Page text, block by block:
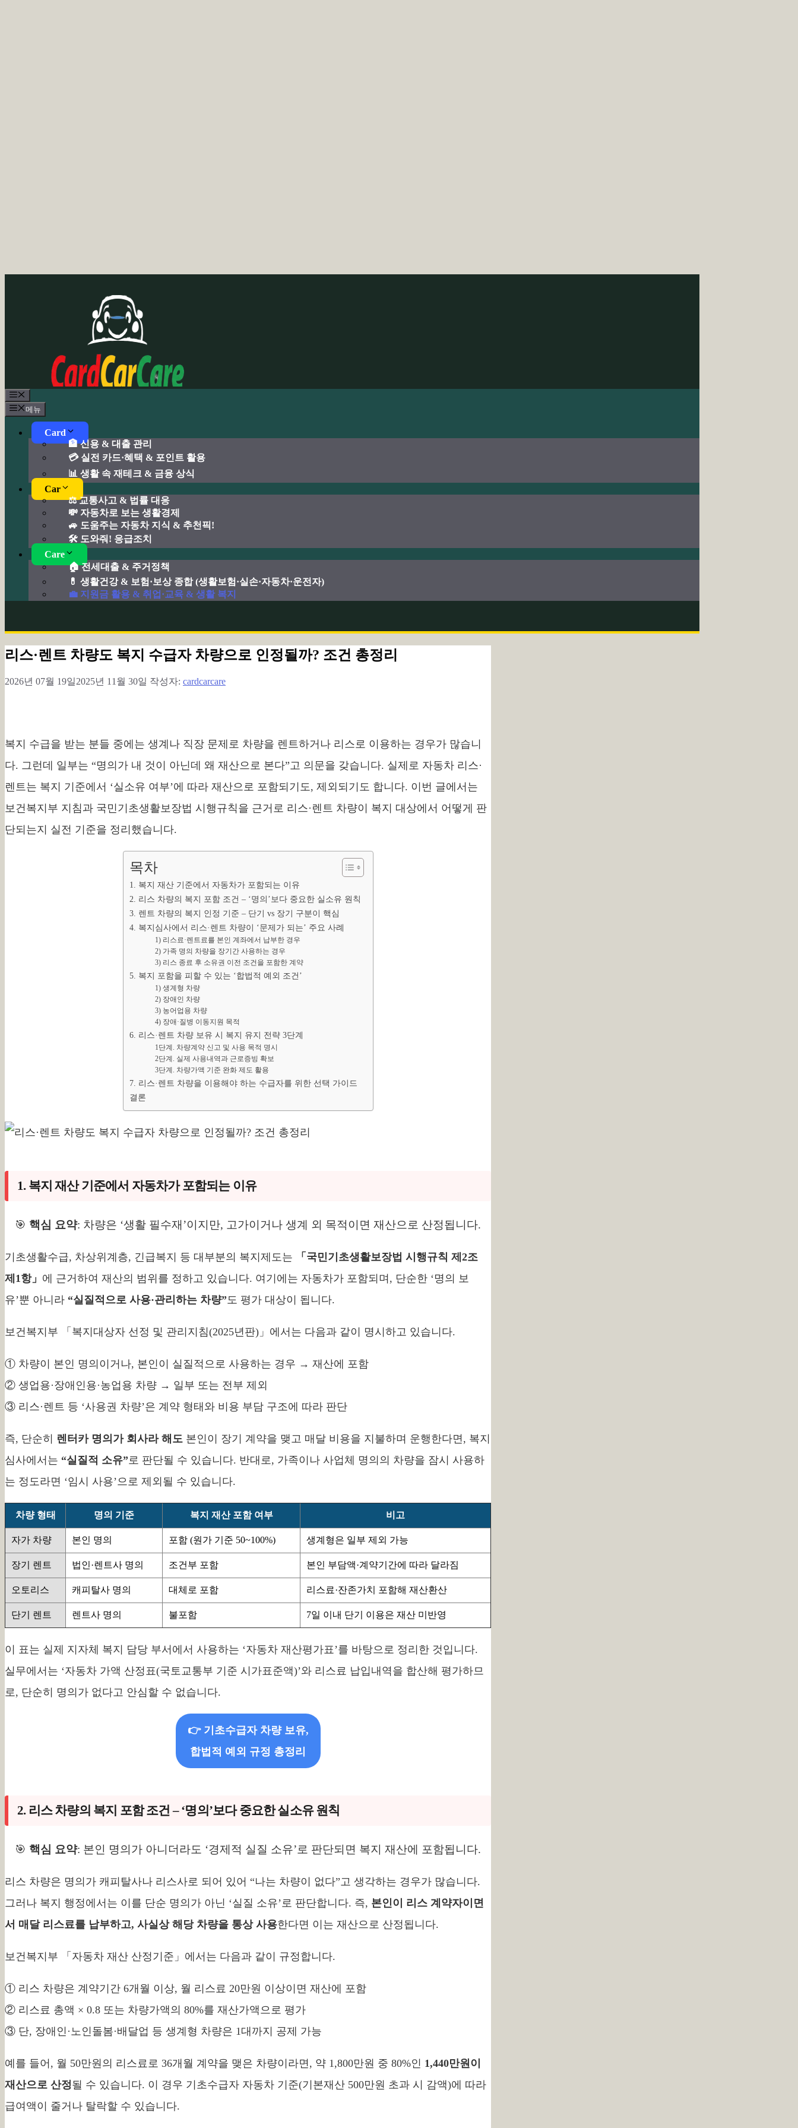
뉴
메뉴
Card
🏦 신용 & 대출 관리
💳 실전 카드·혜택 & 포인트 활용
📊 생활 속 재테크 & 금융 상식
Car
⚖️ 교통사고 & 법률 대응
💸 자동차로 보는 생활경제
🚙 도움주는 자동차 지식 & 추천픽!
🛠️ 도와줘! 응급조치
Care
🏠 전세대출 & 주거정책
💊 생활건강 & 보험·보상 종합 (생활보험·실손·자동차·운전자)
💼 지원금 활용 & 취업·교육 & 생활 복지
리스·렌트 차량도 복지 수급자 차량으로 인정될까? 조건 총정리
2026년 07월 19일2025년 11월 30일 작성자: cardcarcare
복지 수급을 받는 분들 중에는 생계나 직장 문제로 차량을 렌트하거나 리스로 이용하는 경우가 많습니
다. 그런데 일부는 “명의가 내 것이 아닌데 왜 재산으로 본다”고 의문을 갖습니다. 실제로 자동차 리스·
렌트는 복지 기준에서 ‘실소유 여부’에 따라 재산으로 포함되기도, 제외되기도 합니다. 이번 글에서는
보건복지부 지침과 국민기초생활보장법 시행규칙을 근거로 리스·렌트 차량이 복지 대상에서 어떻게 판
단되는지 실전 기준을 정리했습니다.
목차
1. 복지 재산 기준에서 자동차가 포함되는 이유
2. 리스 차량의 복지 포함 조건 – ‘명의’보다 중요한 실소유 원칙
3. 렌트 차량의 복지 인정 기준 – 단기 vs 장기 구분이 핵심
4. 복지심사에서 리스·렌트 차량이 ‘문제가 되는’ 주요 사례
1) 리스료·렌트료를 본인 계좌에서 납부한 경우
2) 가족 명의 차량을 장기간 사용하는 경우
3) 리스 종료 후 소유권 이전 조건을 포함한 계약
5. 복지 포함을 피할 수 있는 ‘합법적 예외 조건’
1) 생계형 차량
2) 장애인 차량
3) 농어업용 차량
4) 장애·질병 이동지원 목적
6. 리스·렌트 차량 보유 시 복지 유지 전략 3단계
1단계. 차량계약 신고 및 사용 목적 명시
2단계. 실제 사용내역과 근로증빙 확보
3단계. 차량가액 기준 완화 제도 활용
7. 리스·렌트 차량을 이용해야 하는 수급자를 위한 선택 가이드
결론
1. 복지 재산 기준에서 자동차가 포함되는 이유
🎯 핵심 요약: 차량은 ‘생활 필수재’이지만, 고가이거나 생계 외 목적이면 재산으로 산정됩니다.
기초생활수급, 차상위계층, 긴급복지 등 대부분의 복지제도는
「국민기초생활보장법 시행규칙 제2조
제1항」 에 근거하여 재산의 범위를 정하고 있습니다. 여기에는 자동차가 포함되며, 단순한 ‘명의 보
유’뿐 아니라 “실질적으로 사용·관리하는 차량”도 평가 대상이 됩니다.
보건복지부 「복지대상자 선정 및 관리지침(2025년판)」에서는 다음과 같이 명시하고 있습니다.
① 차량이 본인 명의이거나, 본인이 실질적으로 사용하는 경우 → 재산에 포함
② 생업용·장애인용·농업용 차량 → 일부 또는 전부 제외
③ 리스·렌트 등 ‘사용권 차량’은 계약 형태와 비용 부담 구조에 따라 판단
즉, 단순히 렌터카 명의가 회사라 해도 본인이 장기 계약을 맺고 매달 비용을 지불하며 운행한다면, 복지
심사에서는 “실질적 소유”로 판단될 수 있습니다. 반대로, 가족이나 사업체 명의의 차량을 잠시 사용하
는 정도라면 ‘임시 사용’으로 제외될 수 있습니다.
차량 형태 명의 기준 복지 재산 포함 여부 비고
자가 차량 본인 명의 포함 (원가 기준 50~100%) 생계형은 일부 제외 가능
장기 렌트 법인·렌트사 명의 조건부 포함 본인 부담액·계약기간에 따라 달라짐
오토리스 캐피탈사 명의 대체로 포함 리스료·잔존가치 포함해 재산환산
단기 렌트 렌트사 명의 불포함 7일 이내 단기 이용은 재산 미반영
이 표는 실제 지자체 복지 담당 부서에서 사용하는 ‘자동차 재산평가표’를 바탕으로 정리한 것입니다.
실무에서는 ‘자동차 가액 산정표(국토교통부 기준 시가표준액)’와 리스료 납입내역을 합산해 평가하므
로, 단순히 명의가 없다고 안심할 수 없습니다.
👉 기초수급자 차량 보유,
합법적 예외 규정 총정리
2. 리스 차량의 복지 포함 조건 – ‘명의’보다 중요한 실소유 원칙
🎯 핵심 요약: 본인 명의가 아니더라도 ‘경제적 실질 소유’로 판단되면 복지 재산에 포함됩니다.
리스 차량은 명의가 캐피탈사나 리스사로 되어 있어 “나는 차량이 없다”고 생각하는 경우가 많습니다.
그러나 복지 행정에서는 이를 단순 명의가 아닌 ‘실질 소유’로 판단합니다. 즉, 본인이 리스 계약자이면
서 매달 리스료를 납부하고, 사실상 해당 차량을 통상 사용한다면 이는 재산으로 산정됩니다.
보건복지부 「자동차 재산 산정기준」에서는 다음과 같이 규정합니다.
① 리스 차량은 계약기간 6개월 이상, 월 리스료 20만원 이상이면 재산에 포함
② 리스료 총액 × 0.8 또는 차량가액의 80%를 재산가액으로 평가
③ 단, 장애인·노인돌봄·배달업 등 생계형 차량은 1대까지 공제 가능
예를 들어, 월 50만원의 리스료로 36개월 계약을 맺은 차량이라면, 약 1,800만원 중 80%인 1,440만원이
재산으로 산정될 수 있습니다. 이 경우 기초수급자 자동차 기준(기본재산 500만원 초과 시 감액)에 따라
급여액이 줄거나 탈락할 수 있습니다.